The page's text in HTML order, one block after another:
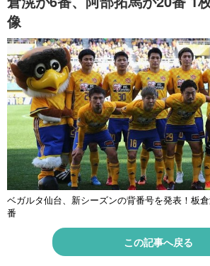
コメントポスト アリ／
リリース ショッ
登録・ログイン/マイル
像
ベガルタ仙台、新シーズンの背番号を発表！板
番
この記事へ戻る